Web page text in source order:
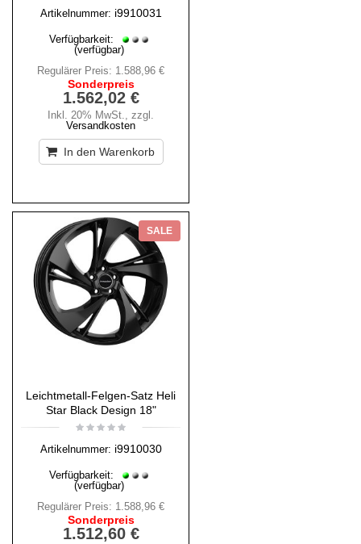
Artikelnummer: i9910031
Verfügbarkeit:
(verfügbar)
Regulärer Preis: 1.588,96 €
Sonderpreis
1.562,02 €
Inkl. 20% MwSt., zzgl.
Versandkosten
In den Warenkorb
SALE
Leichtmetall-Felgen-Satz Heli
Star Black Design 18"
Artikelnummer: i9910030
Verfügbarkeit:
(verfügbar)
Regulärer Preis: 1.588,96 €
Sonderpreis
1.512,60 €